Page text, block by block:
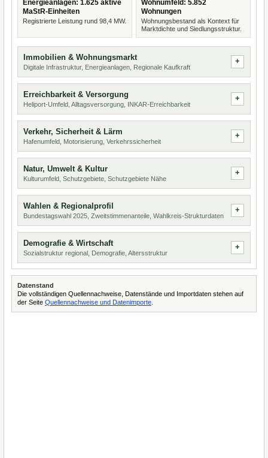
Energieanlagen: 1.625 aktive
MaStR-Einheiten
Registrierte Leistung rund 98,4 MW.
Wohnumfeld: 5.852
Wohnungen
Wohnungsbestand als Kontext für
Marktdichte und Siedlungsstruktur.
Immobilien & Wohnungsmarkt
Digitale Infrastruktur, Energieanlagen, Regionale Kaufkraft
Erreichbarkeit & Versorgung
Heliport-Umfeld, Alltagsversorgung, INKAR-Erreichbarkeit
Verkehr, Sicherheit & Lärm
Hafenumfeld, Motorisierung, Verkehrssicherheit
Natur, Umwelt & Kultur
Kulturumfeld, Schutzgebiete, Schutzgebiete Nähe
Wahlen & Regionalprofil
Bundestagswahl 2025, Zweitstimmenanteile, Wahlkreis-Strukturdaten
Demografie & Wirtschaft
Sozialstruktur regional, Demografie, Altersstruktur
Datenstand
Die vollständigen Quellennachweise, Datenstände und Importdaten stehen auf
der Seite Quellennachweise und Datenimporte